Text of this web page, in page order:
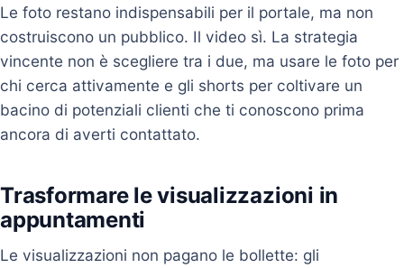
Le foto restano indispensabili per il portale, ma non
costruiscono un pubblico. Il video sì. La strategia
vincente non è scegliere tra i due, ma usare le foto per
chi cerca attivamente e gli shorts per coltivare un
bacino di potenziali clienti che ti conoscono prima
ancora di averti contattato.
Trasformare le visualizzazioni in
appuntamenti
Le visualizzazioni non pagano le bollette: gli